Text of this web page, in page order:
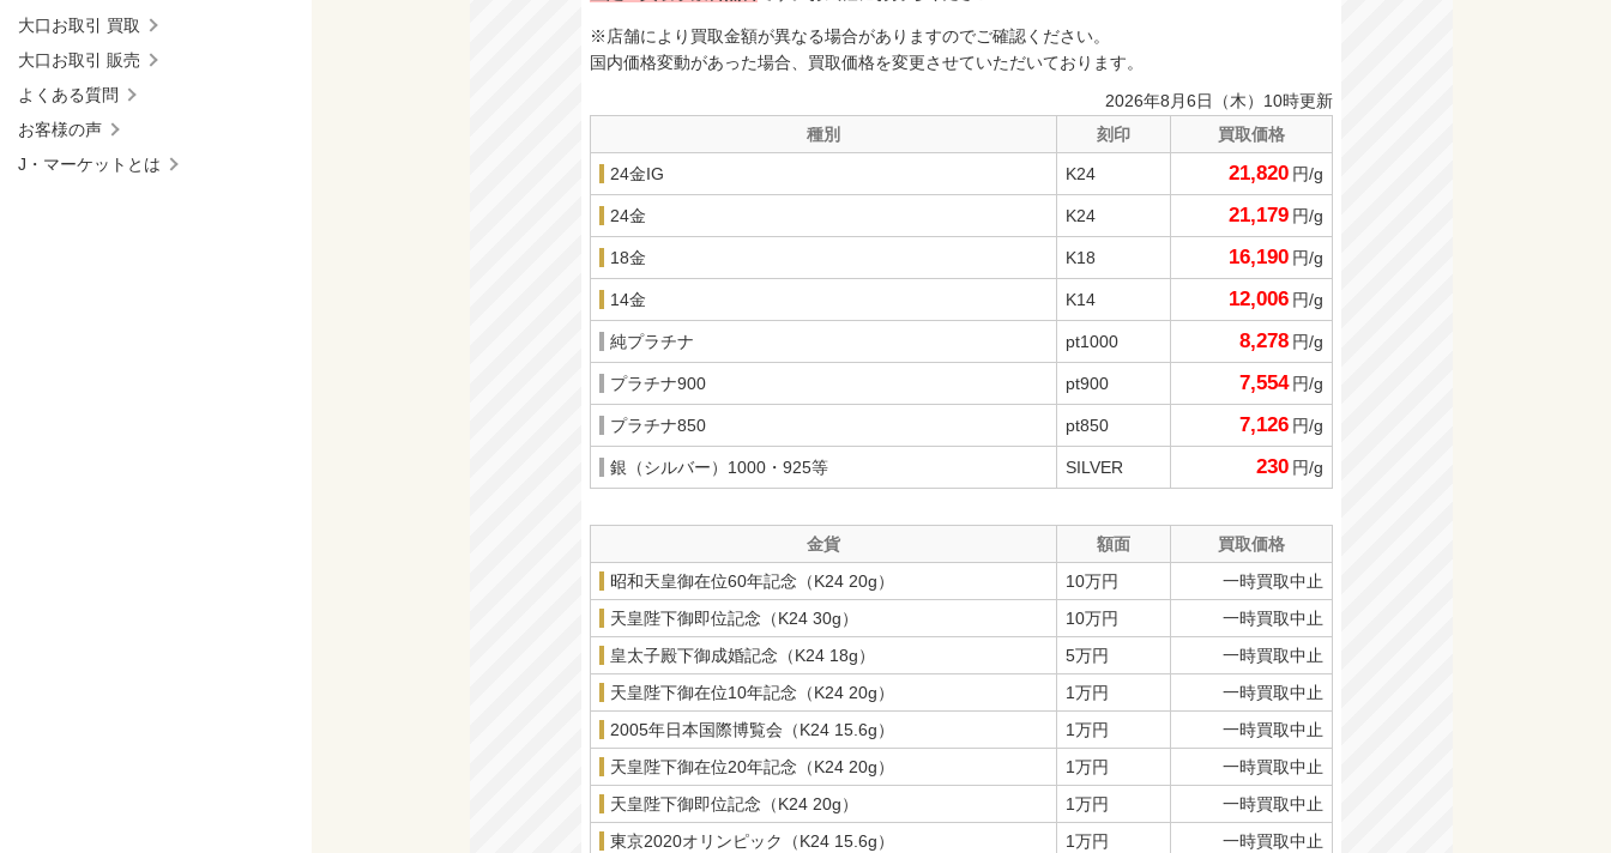
大口お取引 買取
大口お取引 販売
よくある質問
お客様の声
J・マーケットとは
※店舗により買取金額が異なる場合がありますのでご確認ください。
国内価格変動があった場合、買取価格を変更させていただいております。
2026年8月6日（木）10時更新
種別
刻印 買取価格
24金IG K24 21,820 円/g
24金 K24 21,179 円/g
18金 K18 16,190 円/g
14金 K14 12,006 円/g
純プラチナ pt1000 8,278 円/g
プラチナ900 pt900 7,554 円/g
プラチナ850 pt850 7,126 円/g
銀（シルバー）1000・925等 SILVER 230 円/g
金貨 額面
買取価格
昭和天皇御在位60年記念（K24 20g）
10万円
一時買取中止
天皇陛下御即位記念（K24 30g）
10万円
一時買取中止
皇太子殿下御成婚記念（K24 18g）
5万円
一時買取中止
天皇陛下御在位10年記念（K24 20g）
1万円
一時買取中止
2005年日本国際博覧会（K24 15.6g）
1万円
一時買取中止
天皇陛下御在位20年記念（K24 20g）
1万円
一時買取中止
天皇陛下御即位記念（K24 20g）
1万円
一時買取中止
東京2020オリンピック（K24 15.6g）
1万円 一時買取中止